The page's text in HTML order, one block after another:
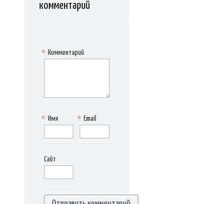
комментарий
Комментарий
*
Имя
* Email
*
Сайт